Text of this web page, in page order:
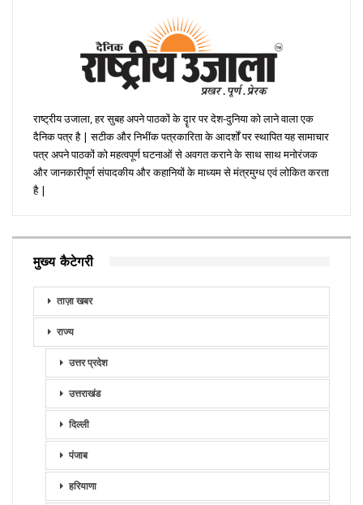
राष्ट्रीय उजाला, हर सुबह अपने पाठकों के दॄार पर देश-दुनिया को लाने वाला एक
दैनिक पत्र है | सटीक और निभींक पत्रकारिता के आदर्शों पर स्थापित यह सामाचार
पत्र अपने पाठकों को महत्वपूर्ण घटनाओं से अवगत कराने के साथ साथ मनोरंजक
और जानकारीपूर्ण संपादकीय और कहानियों के माध्यम से मंत्रमुग्ध एवं लोकित करता
है |
मुख्य कैटेगरी
ताज़ा खबर
राज्य
उत्तर प्रदेश
उत्तराखंड
दिल्ली
पंजाब
हरियाणा